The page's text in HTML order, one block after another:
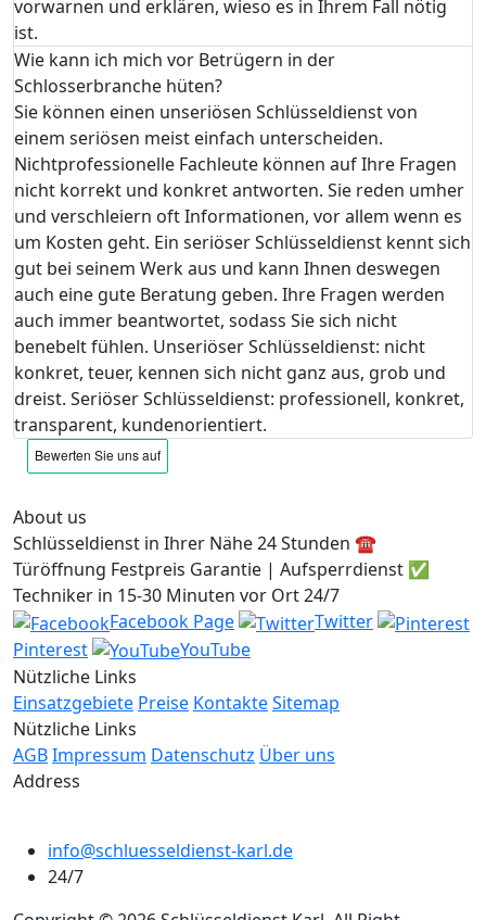
vorwarnen und erklären, wieso es in Ihrem Fall nötig
ist.
Wie kann ich mich vor Betrügern in der
Schlosserbranche hüten?
Sie können einen unseriösen Schlüsseldienst von
einem seriösen meist einfach unterscheiden.
Nichtprofessionelle Fachleute können auf Ihre Fragen
nicht korrekt und konkret antworten. Sie reden umher
und verschleiern oft Informationen, vor allem wenn es
um Kosten geht. Ein seriöser Schlüsseldienst kennt sich
gut bei seinem Werk aus und kann Ihnen deswegen
auch eine gute Beratung geben. Ihre Fragen werden
auch immer beantwortet, sodass Sie sich nicht
benebelt fühlen. Unseriöser Schlüsseldienst: nicht
konkret, teuer, kennen sich nicht ganz aus, grob und
dreist. Seriöser Schlüsseldienst: professionell, konkret,
transparent, kundenorientiert.
About us
Schlüsseldienst in Ihrer Nähe 24 Stunden ☎️
Türöffnung Festpreis Garantie | Aufsperrdienst ✅
Techniker in 15-30 Minuten vor Ort 24/7
Facebook Page
Twitter
Pinterest
YouTube
Nützliche Links
Einsatzgebiete Preise KontakteSitemap
Nützliche Links
AGBImpressum Datenschutz Über uns
Address
info@schluesseldienst-karl.de
24/7